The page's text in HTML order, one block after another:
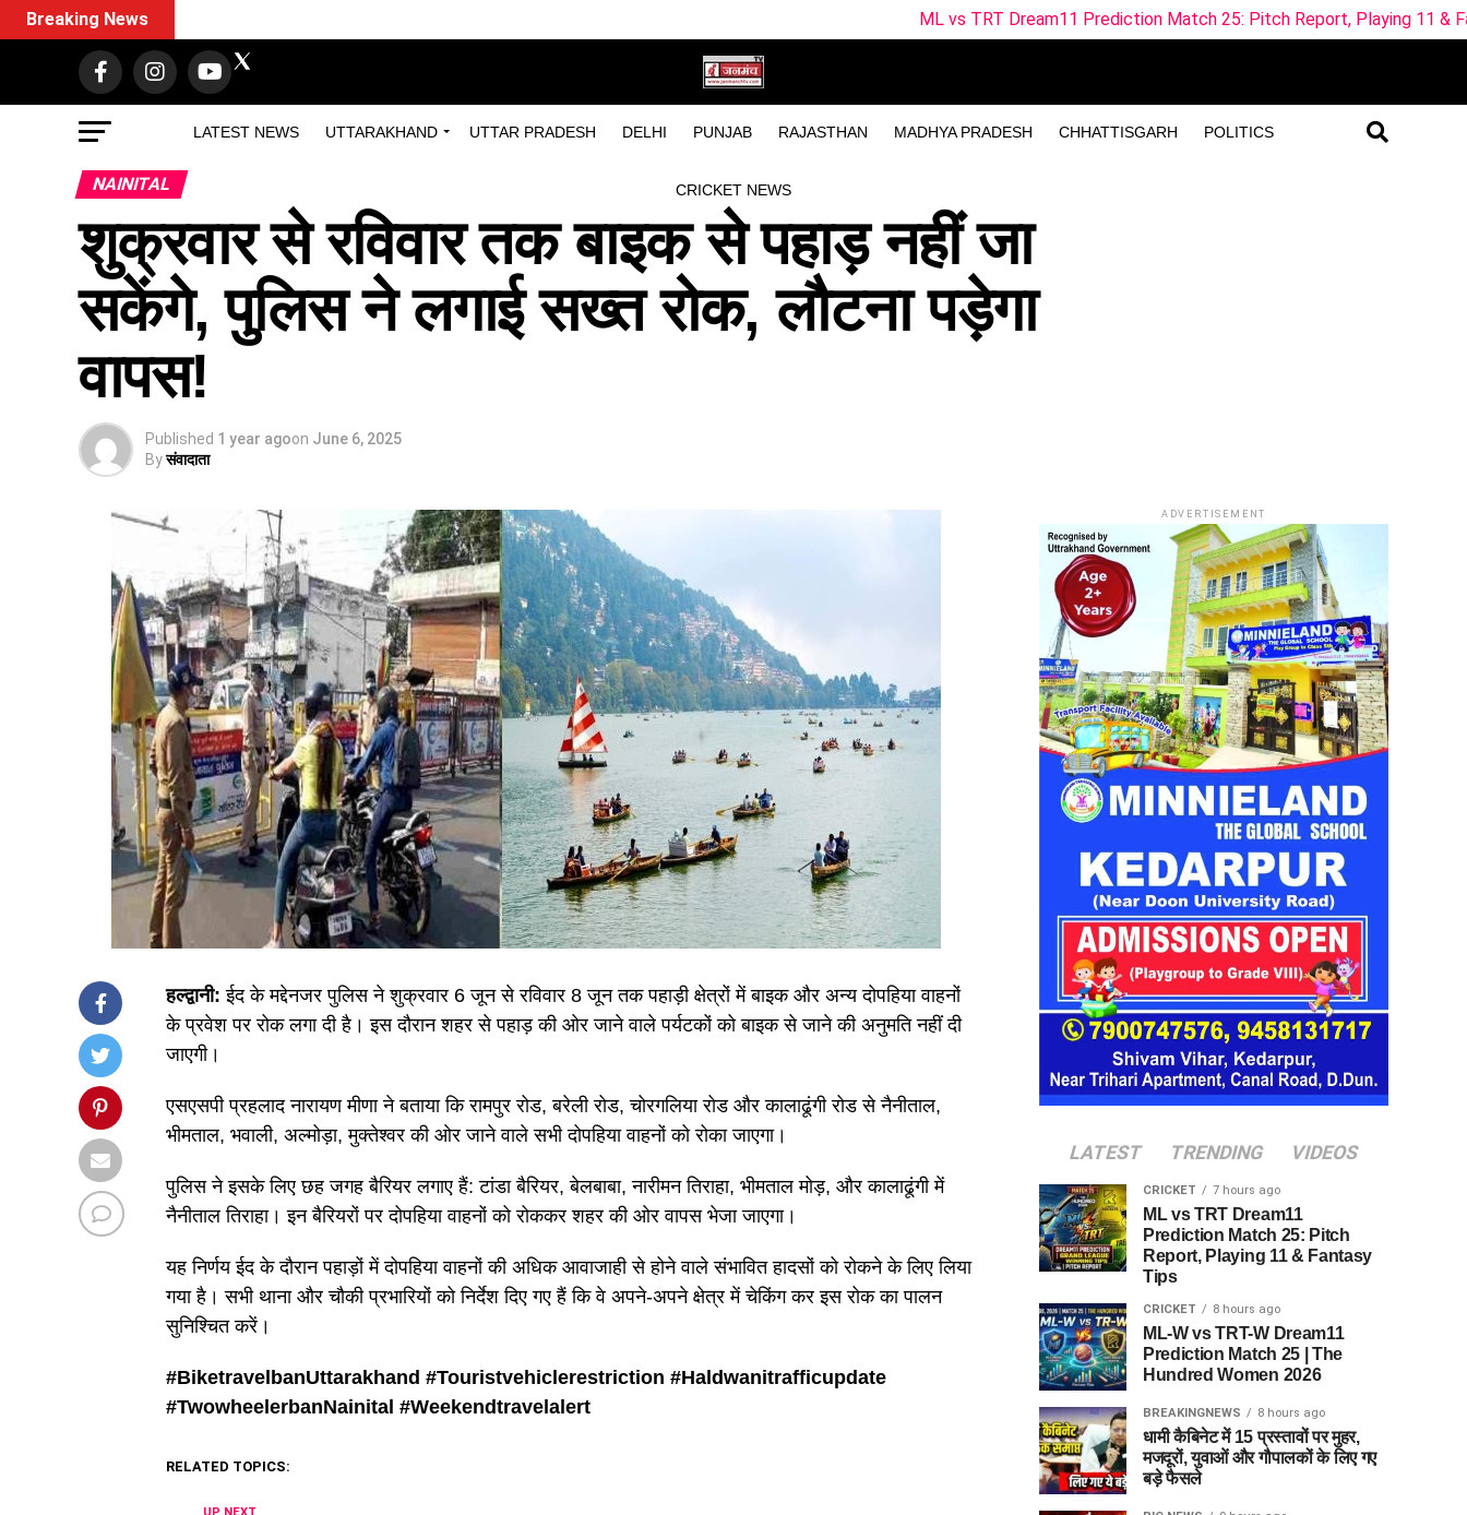
LATEST NEWS UTTARAKHAND UTTAR PRADESH DELHI PUNJAB RAJASTHAN MADHYA PRADESH CHHATTISGARH POLITICS
CRICKET NEWS
Breaking News ML vs TRT Dream11 Prediction Match 25: Pitch Report, Playing 11 & Fantasy Tips
NAINITAL
शुक्रवार से रविवार तक बाइक से पहाड़ नहीं जा
सकेंगे, पुलिस ने लगाई सख्त रोक, लौटना पड़ेगा
वापस!
Published 1 year agoon June 6, 2025
Byसंवादाता
हल्द्वानी:ईद के मद्देनजर पुलिस ने शुक्रवार 6 जून से रविवार 8 जून तक पहाड़ी क्षेत्रों में बाइक और अन्य दोपहिया वाहनों
के प्रवेश पर रोक लगा दी है। इस दौरान शहर से पहाड़ की ओर जाने वाले पर्यटकों को बाइक से जाने की अनुमति नहीं दी
जाएगी।
एसएसपी प्रहलाद नारायण मीणा ने बताया कि रामपुर रोड, बरेली रोड, चोरगलिया रोड और कालाढूंगी रोड से नैनीताल,
भीमताल, भवाली, अल्मोड़ा, मुक्तेश्वर की ओर जाने वाले सभी दोपहिया वाहनों को रोका जाएगा।
पुलिस ने इसके लिए छह जगह बैरियर लगाए हैं: टांडा बैरियर, बेलबाबा, नारीमन तिराहा, भीमताल मोड़, और कालाढूंगी में
नैनीताल तिराहा। इन बैरियरों पर दोपहिया वाहनों को रोककर शहर की ओर वापस भेजा जाएगा।
यह निर्णय ईद के दौरान पहाड़ों में दोपहिया वाहनों की अधिक आवाजाही से होने वाले संभावित हादसों को रोकने के लिए लिया
गया है। सभी थाना और चौकी प्रभारियों को निर्देश दिए गए हैं कि वे अपने-अपने क्षेत्र में चेकिंग कर इस रोक का पालन
सुनिश्चित करें।
#BiketravelbanUttarakhand #Touristvehiclerestriction #Haldwanitrafficupdate
#TwowheelerbanNainital #Weekendtravelalert
RELATED TOPICS:
ADVERTISEMENT
LATEST TRENDING VIDEOS
CRICKET 7 hours ago
ML vs TRT Dream11
Prediction Match 25: Pitch
Report, Playing 11 & Fantasy
Tips
CRICKET 8 hours ago
ML-W vs TRT-W Dream11
Prediction Match 25 | The
Hundred Women 2026
BREAKINGNEWS 8 hours ago
धामी कैबिनेट में 15 प्रस्तावों पर मुहर,
मजदूरों, युवाओं और गौपालकों के लिए गए
बड़े फैसले